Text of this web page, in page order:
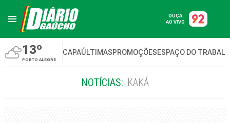
OUÇA
AO VIVO
13º
PORTO ALEGRE
CAPAÚLTIMASPROMOÇÕESESPAÇO DO
NOTÍCIAS: KAKÁ